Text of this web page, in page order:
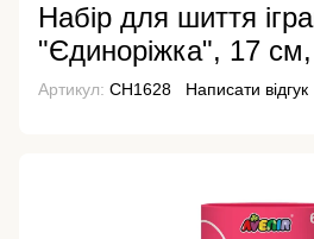
Набір для шиття
"Єдиноріжка", 17
Артикул: CH1628 Написати відгук